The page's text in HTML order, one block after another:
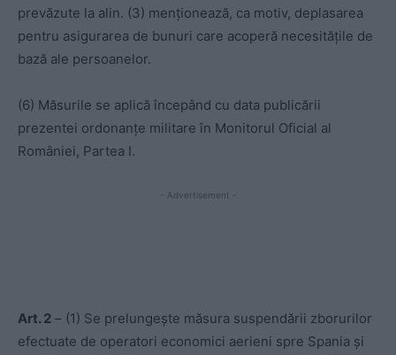
prevăzute la alin. (3) menționează, ca motiv, deplasarea
pentru asigurarea de bunuri care acoperă necesitățile de
bază ale persoanelor.
(6) Măsurile se aplică începând cu data publicării
prezentei ordonanțe militare în Monitorul Oficial al
României, Partea I.
- Advertisement -
Art. 2 – (1) Se prelungește măsura suspendării zborurilor
efectuate de operatori economici aerieni spre Spania și